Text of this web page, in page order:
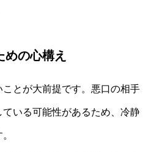
の心構え
とが大前提です。悪口の相手
いる可能性があるため、冷静